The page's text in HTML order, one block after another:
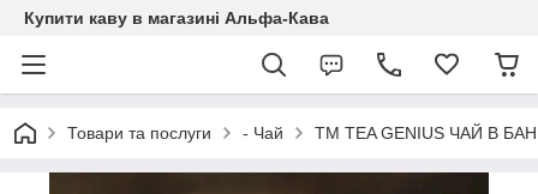
Купити каву в магазині Альфа-Кава
Товари та послуги - Чай TM TEA GENIUS ЧАЙ В